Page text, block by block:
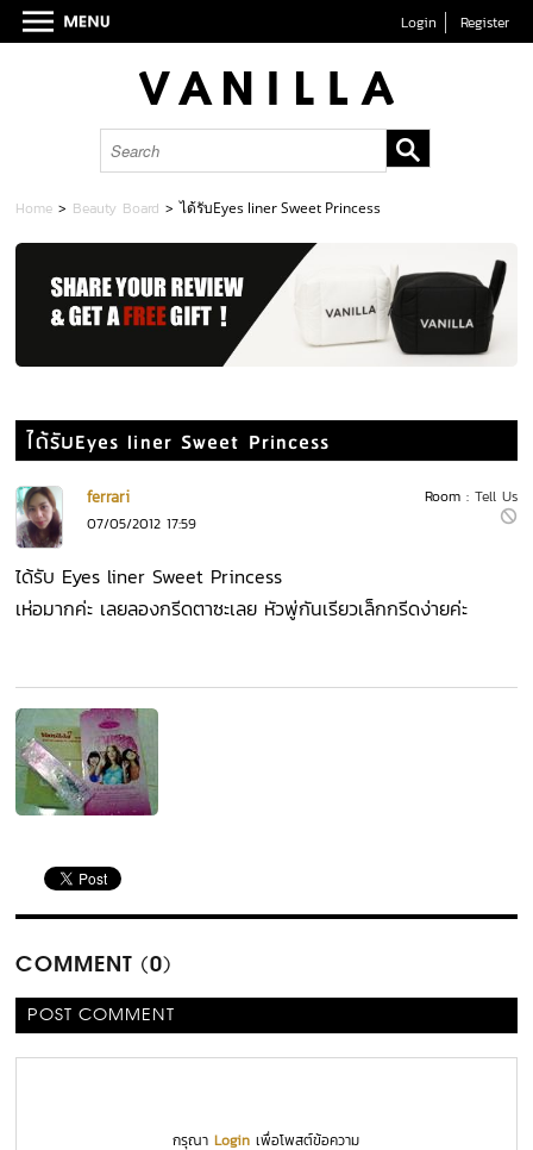
Login Register
Home > Beauty Board >ได้รับEyes liner Sweet Princess
ได้รับEyes liner Sweet Princess
Room : Tell Us
ferrari
07/05/2012 17:59
ได้รับ Eyes liner Sweet Princess
เห่อมากค่ะ เลยลองกรีดตาซะเลย หัวพู่กันเรียวเล็กกรีดง่ายค่ะ
COMMENT (0)
POST COMMENT
กรุณาLogin เพื่อโพสต์ข้อความ